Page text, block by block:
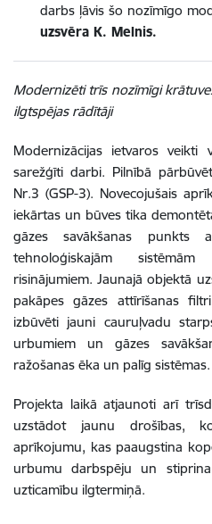
darbs ļāvis šo nozīmīgo
uzsvēra K. Melnis.
Modernizēti trīs nozīmīgi
ilgtspējas rādītāji
Modernizācijas ietvaros
sarežģīti darbi. Pilnībā
Nr.3 (GSP-3). Novecojušais
iekārtas un būves tika
gāzes savākšanas punkts
tehnoloģiskajām
risinājumiem. Jaunajā objektā
pakāpes gāzes attīrīšanas
izbūvēti jauni cauruļvadu
urbumiem un gāzes
ražošanas ēka un palīg sistēmas.
Projekta laikā atjaunoti arī
uzstādot jaunu drošības,
aprīkojumu, kas paaugstina
urbumu darbspēju un
uzticamību ilgtermiņā.